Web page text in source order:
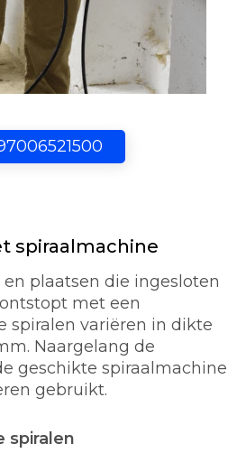
spiraalmachine
plaatsen die ingesloten
met een
spiralen variëren in dikte
Naargelang de
geschikte spiraalmachine
gebruikt.
spiralen